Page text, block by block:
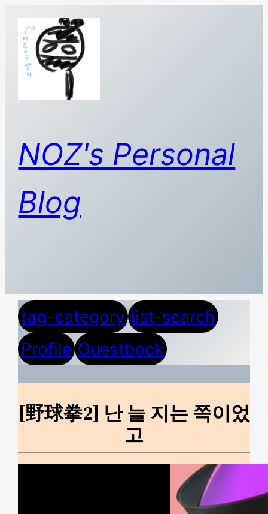
NOZ's Personal
Blog
tag-category list-search
Profile Guestbook
[野球拳2] 난 늘 지는 쪽이었
고